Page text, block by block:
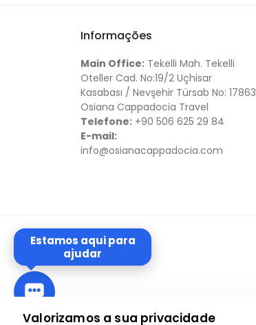
Informações
Main Office: Tekelli Mah. Tekelli
Oteller Cad. No:19/2 Uçhisar
Kasabası / Nevşehir Türsab No: 17863
Osiana Cappadocia Travel
Telefone: +90 506 625 29 84
E-mail:
info@osianacappadocia.com
Valorizamos a sua privacidade
Estamos aqui para
ajudar